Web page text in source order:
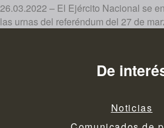
26.03.2022 – El Ejército Nacional se
las urnas del referéndum del 27 de
De
Noticias